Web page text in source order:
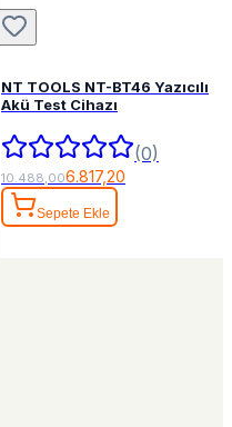
NT TOOLS NT-BT46 Yazıcılı
Akü Test Cihazı
(0)
10.488,006.817,20
Sepete Ekle